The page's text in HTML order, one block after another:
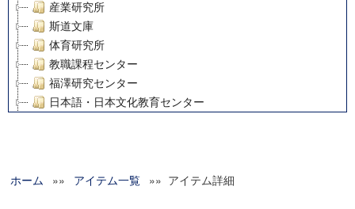
産業研究所
斯道文庫
体育研究所
教職課程センター
福澤研究センター
日本語・日本文化教育センター
グローバルリサーチインスティテュート
ホーム »» アイテム一覧 »» アイテム詳細